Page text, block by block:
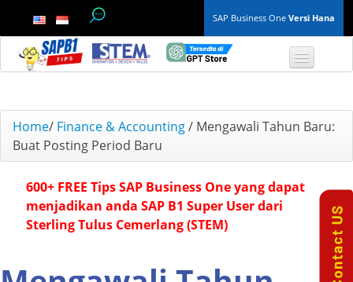
SAP Business One Versi Hana
TOP 10 B1 TIPS
Finance & Accounting
Inventory & Production
Home/ Finance & Accounting/ Mengawali Tahun Baru:
Buat Posting Period Baru
600+ FREE Tips SAP Business One yang dapat
menjadikan anda SAP B1 Super User dari
Sterling Tulus Cemerlang (STEM)